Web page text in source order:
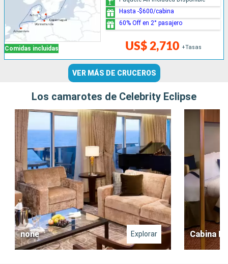
Comidas incluidas US$ 2,710 +Tasas
Hasta -$600/cabina
60% Off en 2° pasajero
VER MÁS DE CRUCEROS
Los camarotes de Celebrity Eclipse
none Explorar Cabina